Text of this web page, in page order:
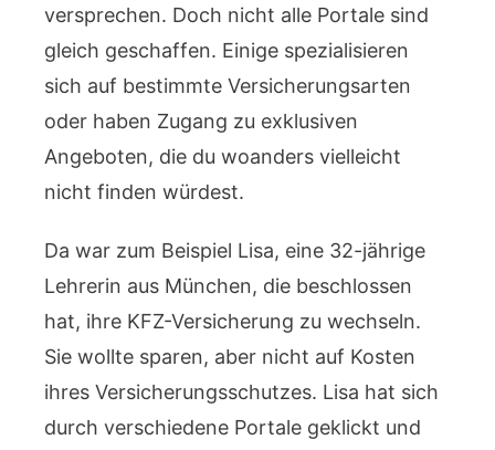
versprechen. Doch nicht alle Portale sind
gleich geschaffen. Einige spezialisieren
sich auf bestimmte Versicherungsarten
oder haben Zugang zu exklusiven
Angeboten, die du woanders vielleicht
nicht finden würdest.
Da war zum Beispiel Lisa, eine 32-jährige
Lehrerin aus München, die beschlossen
hat, ihre KFZ-Versicherung zu wechseln.
Sie wollte sparen, aber nicht auf Kosten
ihres Versicherungsschutzes. Lisa hat sich
durch verschiedene Portale geklickt und